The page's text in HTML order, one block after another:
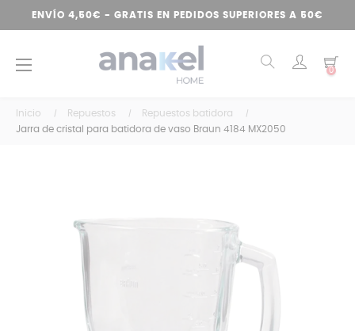
ENVÍO 4,50€ - GRATIS EN PEDIDOS SUPERIORES A 50€
Navegación
☰ 0
Inicio Repuestos
Repuestos batidora
Jarra de cristal para batidora de vaso Braun 4184 MX2050